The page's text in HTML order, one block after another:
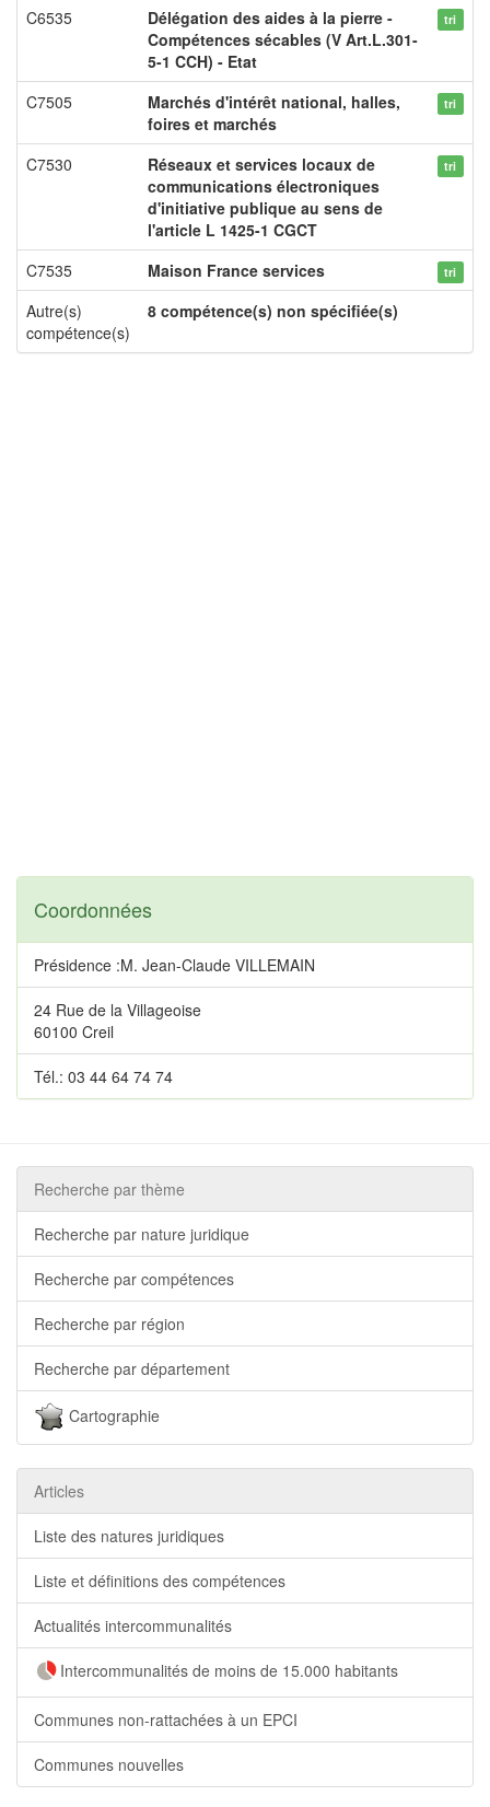
C6535
Délégation des aides à la pierre -
Compétences sécables (V Art.L.301-
5-1 CCH) - Etat
tri
C7505
Marchés d'intérêt national, halles,
foires et marchés
tri
C7530
Réseaux et services locaux de
communications électroniques
d'initiative publique au sens de
l'article L 1425-1 CGCT
tri
C7535 Maison France services tri
Autre(s)
compétence(s)
8 compétence(s) non spécifiée(s)
Coordonnées
Présidence :M. Jean-Claude VILLEMAIN
24 Rue de la Villageoise
60100 Creil
Tél.: 03 44 64 74 74
Recherche par thème
Recherche par nature juridique
Recherche par compétences
Recherche par région
Recherche par département
Cartographie
Articles
Liste des natures juridiques
Liste et définitions des compétences
Actualités intercommunalités
Intercommunalités de moins de 15.000 habitants
Communes non-rattachées à un EPCI
Communes nouvelles